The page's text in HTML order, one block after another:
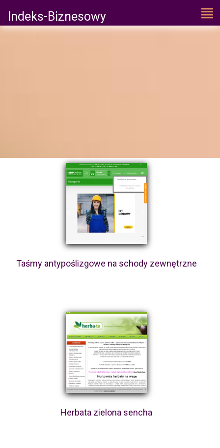
Indeks-Biznesowy
Taśmy antypoślizgowe na schody zewnętrzne
Herbata zielona sencha